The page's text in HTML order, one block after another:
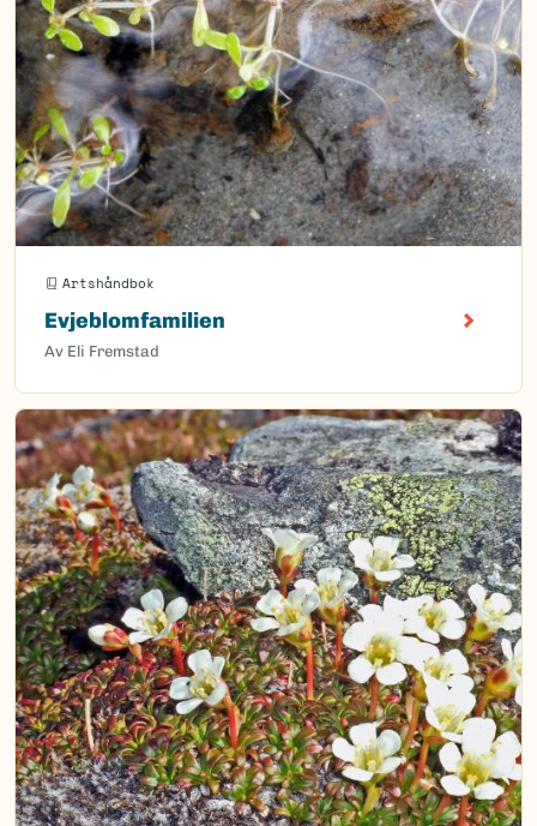
Artshåndbok
Evjeblomfamilien
Av Eli Fremstad